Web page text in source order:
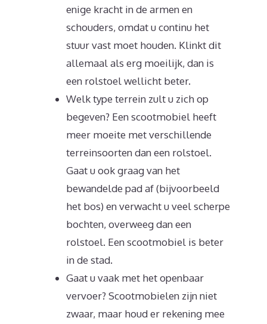
enige kracht in de armen en
schouders, omdat u continu het
stuur vast moet houden. Klinkt dit
allemaal als erg moeilijk, dan is
een rolstoel wellicht beter.
Welk type terrein zult u zich op
begeven? Een scootmobiel heeft
meer moeite met verschillende
terreinsoorten dan een rolstoel.
Gaat u ook graag van het
bewandelde pad af (bijvoorbeeld
het bos) en verwacht u veel scherpe
bochten, overweeg dan een
rolstoel. Een scootmobiel is beter
in de stad.
Gaat u vaak met het openbaar
vervoer? Scootmobielen zijn niet
zwaar, maar houd er rekening mee